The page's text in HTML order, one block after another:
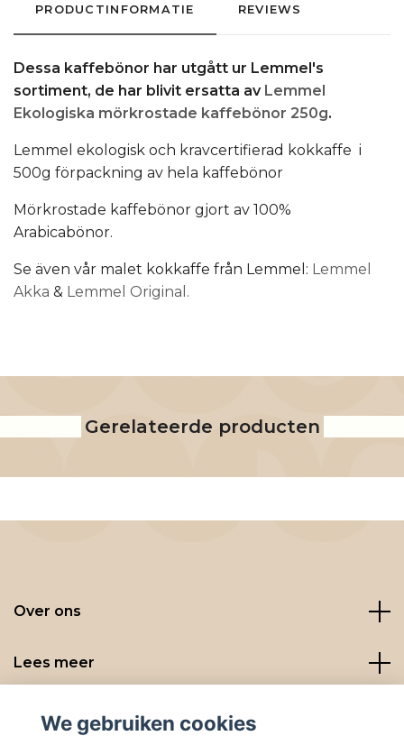
PRODUCTINFORMATIE REVIEWS
Dessa kaffebönor har utgått ur Lemmel's
sortiment, de har blivit ersatta av Lemmel
Ekologiska mörkrostade kaffebönor 250g.
Lemmel ekologisk och kravcertifierad kokkaffe i
500g förpackning av hela kaffebönor
Mörkrostade kaffebönor gjort av 100%
Arabicabönor.
Se även vår malet kokkaffe från Lemmel: Lemmel
Akka & Lemmel Original.
Gerelateerde producten
Over ons
Lees meer
Social media
We gebruiken cookies